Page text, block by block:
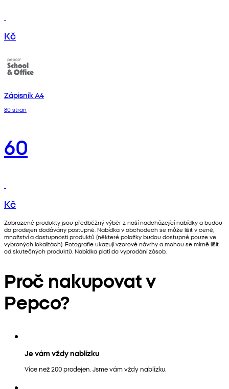
Kč
Zápisník A4
80 stran
60
Kč
Zobrazené produkty jsou předběžný výběr z naší nadcházející nabídky a budou
do prodejen dodávány postupně. Nabídka v obchodech se může lišit v ceně,
množství a dostupnosti produktů (některé položky budou dostupné pouze ve
vybraných lokalitách). Fotografie ukazují vzorové návrhy a mohou se mírně lišit
od skutečných produktů. Nabídka platí do vyprodání zásob.
Proč nakupovat v
Pepco?
Je vám vždy nablízku
Více než 200 prodejen. Jsme vám vždy nablízku.